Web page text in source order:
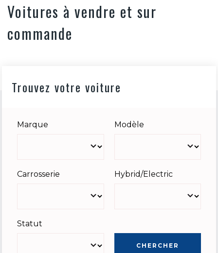
Voitures à vendre et sur
commande
Trouvez votre voiture
Marque Modèle
Carrosserie Hybrid/Electric
Statut